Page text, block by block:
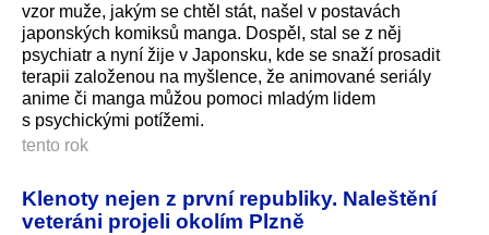
vzor muže, jakým se chtěl stát, našel v postavách
japonských komiksů manga. Dospěl, stal se z něj
psychiatr a nyní žije v Japonsku, kde se snaží prosadit
terapii založenou na myšlence, že animované seriály
anime či manga můžou pomoci mladým lidem
s psychickými potížemi.
tento rok
Klenoty nejen z první republiky. Naleštění
veteráni projeli okolím Plzně